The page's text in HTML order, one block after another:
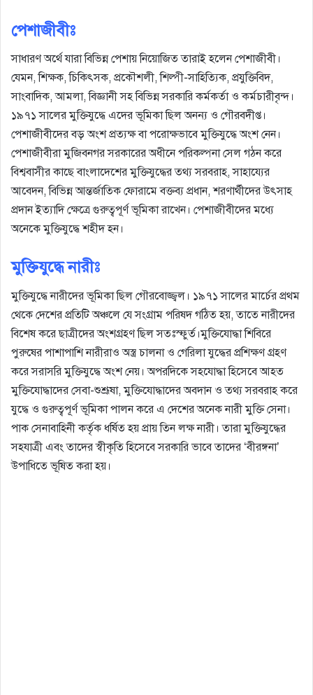
পেশাজীবীঃ
সাধারণ অর্থে যারা বিভিন্ন পেশায় নিয়োজিত তারাই হলেন পেশাজীবী।
যেমন, শিক্ষক, চিকিৎসক, প্রকৌশলী, শিল্পী-সাহিত্যিক, প্রযুক্তিবিদ,
সাংবাদিক, আমলা, বিজ্ঞানী সহ বিভিন্ন সরকারি কর্মকর্তা ও কর্মচারীবৃন্দ।
১৯৭১ সালের মুক্তিযুদ্ধে এদের ভূমিকা ছিল অনন্য ও গৌরবদীপ্ত।
পেশাজীবীদের বড় অংশ প্রত্যক্ষ বা পরোক্ষভাবে মুক্তিযুদ্ধে অংশ নেন।
পেশাজীবীরা মুজিবনগর সরকারের অধীনে পরিকল্পনা সেল গঠন করে
বিশ্ববাসীর কাছে বাংলাদেশের মুক্তিযুদ্ধের তথ্য সরবরাহ, সাহায্যের
আবেদন, বিভিন্ন আন্তর্জাতিক ফোরামে বক্তব্য প্রধান, শরণার্থীদের উৎসাহ
প্রদান ইত্যাদি ক্ষেত্রে গুরুত্বপূর্ণ ভূমিকা রাখেন। পেশাজীবীদের মধ্যে
অনেকে মুক্তিযুদ্ধে শহীদ হন।
মুক্তিযুদ্ধে নারীঃ
মুক্তিযুদ্ধে নারীদের ভূমিকা ছিল গৌরবোজ্জ্বল। ১৯৭১ সালের মার্চের প্রথম
থেকে দেশের প্রতিটি অঞ্চলে যে সংগ্রাম পরিষদ গঠিত হয়, তাতে নারীদের
বিশেষ করে ছাত্রীদের অংশগ্রহণ ছিল সতঃস্ফুর্ত।মুক্তিযোদ্ধা শিবিরে
পুরুষের পাশাপাশি নারীরাও অস্ত্র চালনা ও গেরিলা যুদ্ধের প্রশিক্ষণ গ্রহণ
করে সরাসরি মুক্তিযুদ্ধে অংশ নেয়। অপরদিকে সহযোদ্ধা হিসেবে আহত
মুক্তিযোদ্ধাদের সেবা-শুশ্রূষা, মুক্তিযোদ্ধাদের অবদান ও তথ্য সরবরাহ করে
যুদ্ধে ও গুরুত্বপূর্ণ ভূমিকা পালন করে এ দেশের অনেক নারী মুক্তি সেনা।
পাক সেনাবাহিনী কর্তৃক ধর্ষিত হয় প্রায় তিন লক্ষ নারী। তারা মুক্তিযুদ্ধের
সহযাত্রী এবং তাদের স্বীকৃতি হিসেবে সরকারি ভাবে তাদের ‘বীরঙ্গনা’
উপাধিতে ভূষিত করা হয়।